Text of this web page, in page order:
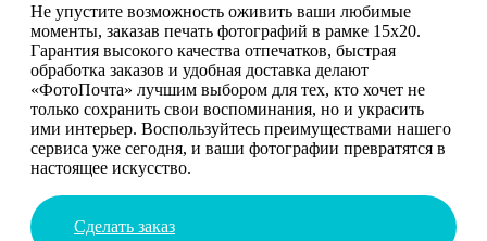
Не упустите возможность оживить ваши любимые
моменты, заказав печать фотографий в рамке 15х20.
Гарантия высокого качества отпечатков, быстрая
обработка заказов и удобная доставка делают
«ФотоПочта» лучшим выбором для тех, кто хочет не
только сохранить свои воспоминания, но и украсить
ими интерьер. Воспользуйтесь преимуществами нашего
сервиса уже сегодня, и ваши фотографии превратятся в
настоящее искусство.
Сделать заказ